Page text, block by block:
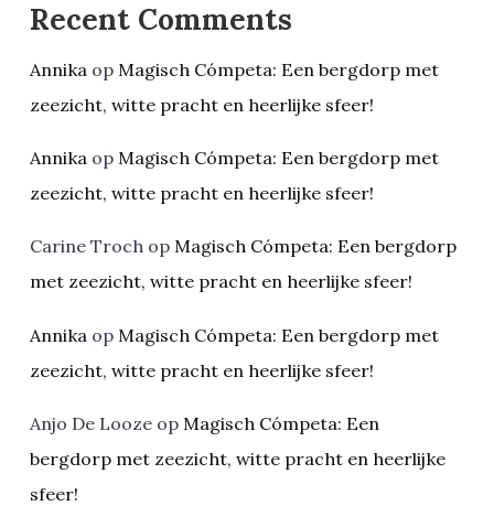
Recent Comments
Annika op Magisch Cómpeta: Een bergdorp met
zeezicht, witte pracht en heerlijke sfeer!
Annika op Magisch Cómpeta: Een bergdorp met
zeezicht, witte pracht en heerlijke sfeer!
Carine Troch op Magisch Cómpeta: Een bergdorp
met zeezicht, witte pracht en heerlijke sfeer!
Annika op Magisch Cómpeta: Een bergdorp met
zeezicht, witte pracht en heerlijke sfeer!
Anjo De Looze op Magisch Cómpeta: Een
bergdorp met zeezicht, witte pracht en heerlijke
sfeer!